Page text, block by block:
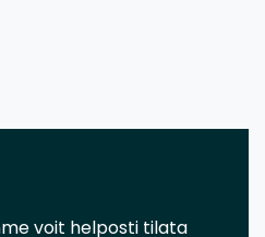
voit helposti tilata